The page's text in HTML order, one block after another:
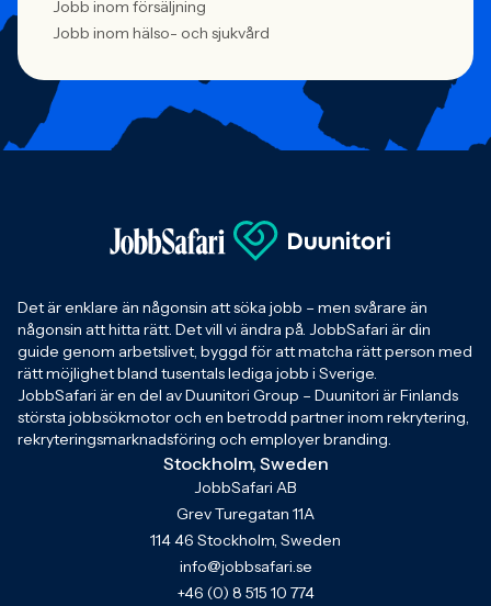
Jobb inom försäljning
Jobb inom hälso- och sjukvård
Det är enklare än någonsin att söka jobb – men svårare än
någonsin att hitta rätt. Det vill vi ändra på. JobbSafari är din
guide genom arbetslivet, byggd för att matcha rätt person med
rätt möjlighet bland tusentals lediga jobb i Sverige.
JobbSafari är en del av Duunitori Group – Duunitori är Finlands
största jobbsökmotor och en betrodd partner inom rekrytering,
rekryteringsmarknadsföring och employer branding.
Stockholm, Sweden
JobbSafari AB
Grev Turegatan 11A
114 46 Stockholm, Sweden
info@jobbsafari.se
+46 (0) 8 515 10 774